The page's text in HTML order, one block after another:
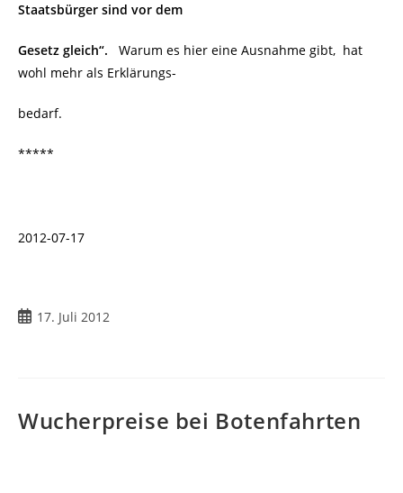
Staatsbürger sind vor dem
Gesetz gleich“.
Warum es hier eine Ausnahme gibt, hat
wohl mehr als Erklärungs-
bedarf.
*****
2012-07-17
17. Juli 2012
Wucherpreise bei Botenfahrten